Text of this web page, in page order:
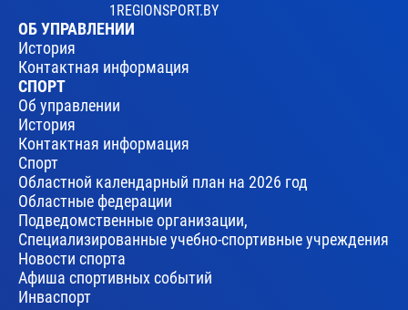
1REGIONSPORT.BY
ОБ УПРАВЛЕНИИ
История
Контактная информация
СПОРТ
Об управлении
История
Контактная информация
Спорт
Областной календарный план на 2026 год
Областные федерации
Подведомственные организации,
Специализированные учебно-спортивные учреждения
Новости спорта
Афиша спортивных событий
Инваспорт